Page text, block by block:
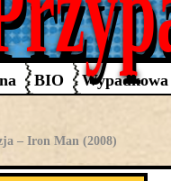
BIO Wypadkowa
– Iron Man (2008)